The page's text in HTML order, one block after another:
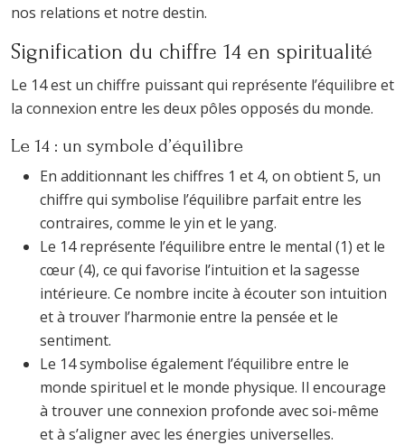
nos relations et notre destin.
Signification du chiffre 14 en spiritualité
Le 14 est un chiffre puissant qui représente l’équilibre et
la connexion entre les deux pôles opposés du monde.
Le 14 : un symbole d’équilibre
En additionnant les chiffres 1 et 4, on obtient 5, un
chiffre qui symbolise l’équilibre parfait entre les
contraires, comme le yin et le yang.
Le 14 représente l’équilibre entre le mental (1) et le
cœur (4), ce qui favorise l’intuition et la sagesse
intérieure. Ce nombre incite à écouter son intuition
et à trouver l’harmonie entre la pensée et le
sentiment.
Le 14 symbolise également l’équilibre entre le
monde spirituel et le monde physique. Il encourage
à trouver une connexion profonde avec soi-même
et à s’aligner avec les énergies universelles.